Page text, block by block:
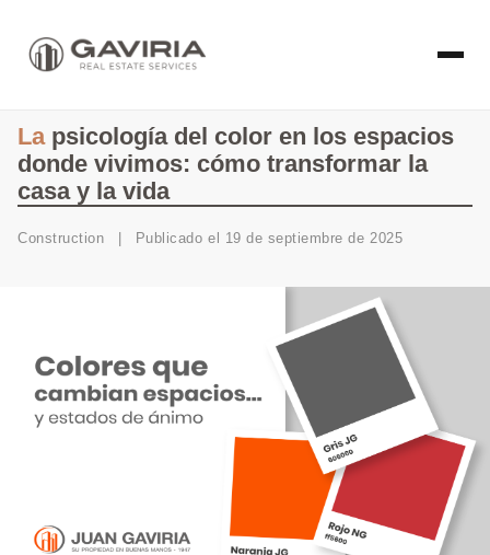
La psicología del color en los espacios
donde vivimos: cómo transformar la
casa y la vida
Construction Publicado el 19 de septiembre de 2025